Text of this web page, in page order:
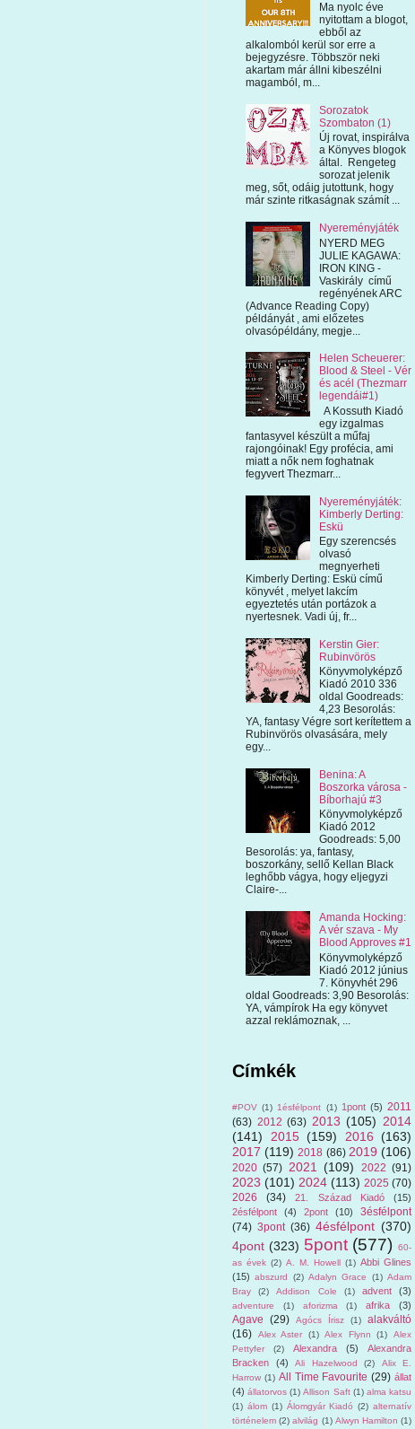
Ma nyolc éve
nyitottam a blogot,
ebből az
alkalomból kerül sor erre a
bejegyzésre. Többször neki
akartam már állni kibeszélni
magamból, m...
Sorozatok
Szombaton (1)
Új rovat, inspirálva
a Könyves blogok
által. Rengeteg
sorozat jelenik
meg, sőt, odáig jutottunk, hogy
már szinte ritkaságnak számít ...
Nyereményjáték
NYERD MEG
JULIE KAGAWA:
IRON KING -
Vaskirály című
regényének ARC
(Advance Reading Copy)
példányát , ami előzetes
olvasópéldány, megje...
Helen Scheuerer:
Blood & Steel - Vér
és acél (Thezmarr
legendái#1)
A Kossuth Kiadó
egy izgalmas
fantasyvel készült a műfaj
rajongóinak! Egy profécia, ami
miatt a nők nem foghatnak
fegyvert Thezmarr...
Nyereményjáték:
Kimberly Derting:
Eskü
Egy szerencsés
olvasó
megnyerheti
Kimberly Derting: Eskü című
könyvét , melyet lakcím
egyeztetés után portázok a
nyertesnek. Vadi új, fr...
Kerstin Gier:
Rubinvörös
Könyvmolyképző
Kiadó 2010 336
oldal Goodreads:
4,23 Besorolás:
YA, fantasy Végre sort kerítettem a
Rubinvörös olvasására, mely
egy...
Benina: A
Boszorka városa -
Bíborhajú #3
Könyvmolyképző
Kiadó 2012
Goodreads: 5,00
Besorolás: ya, fantasy,
boszorkány, sellő Kellan Black
leghőbb vágya, hogy eljegyzi
Claire-...
Amanda Hocking:
A vér szava - My
Blood Approves #1
Könyvmolyképző
Kiadó 2012 június
7. Könyvhét 296
oldal Goodreads: 3,90 Besorolás:
YA, vámpírok Ha egy könyvet
azzal reklámoznak, ...
Címkék
#POV (1) 1ésfélpont (1) 1pont (5) 2011
(63) 2012 (63) 2013 (105) 2014
(141)
2015 (159) 2016
(163)
2017 (119) 2018 (86) 2019 (106)
2020 (57) 2021 (109) 2022 (91)
2023 (101) 2024 (113) 2025 (70)
2026
(34) 21. Század Kiadó
(15)
2ésfélpont
(4) 2pont (10)
3ésfélpont
(74) 3pont (36) 4ésfélpont (370)
4pont (323) 5pont (577) 60-
as évek (2) A. M. Howell (1) Abbi Glines
(15) abszurd (2) Adalyn Grace (1) Adam
Bray
(2) Addison Cole (1) advent (3)
adventure (1) aforizma (1) afrika (3)
Agave (29) Agócs Írisz (1)
alakváltó
(16)
Alex Aster (1) Alex Flynn (1)
Alex
Pettyfer
(2) Alexandra (5)
Alexandra
Bracken
(4) Ali Hazelwood (2)
Alix E.
Harrow (1) All Time Favourite (29) állat
(4) állatorvos (1) Allison Saft (1) alma katsu
(1) álom (1) Álomgyár Kiadó (2) alternatív
történelem (2) alvilág (1) Alwyn Hamilton (1)